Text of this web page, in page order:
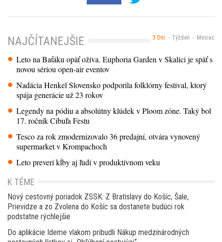
3 Dni Týždeň Mesiac
NAJČÍTANEJŠIE
Leto na Baťáku opäť ožíva. Euphoria Garden v Skalici je späť s
novou sériou open-air eventov
Nadácia Henkel Slovensko podporila folklórny festival, ktorý
spája generácie už 23 rokov
Legendy na pódiu a absolútny klúdek v Ploom zóne. Taký bol
17. ročník Cibuľa Festu
Tesco za rok zmodernizovalo 36 predajní, otvára vynovený
supermarket v Krompachoch
Leto preverí kĺby aj ľudí v produktívnom veku
K TÉME
Nový cestovný poriadok ZSSK: Z Bratislavy do Košíc, Šale,
Prievidze a zo Zvolena do Košíc sa dostanete budúci rok
podstatne rýchlejšie
Do aplikácie Ideme vlakom pribudli Nákup medzinárodných